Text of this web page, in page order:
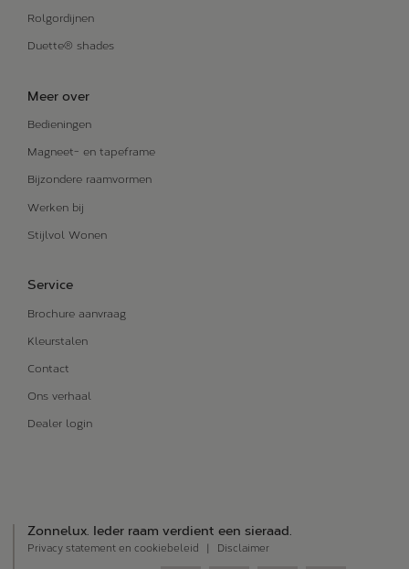
Rolgordijnen
Duette® shades
Meer over
Bedieningen
Magneet- en tapeframe
Bijzondere raamvormen
Werken bij
Stijlvol Wonen
Service
Brochure aanvraag
Kleurstalen
Contact
Ons verhaal
Dealer login
Zonnelux. Ieder raam verdient een sieraad.
Privacy statement en cookiebeleid Disclaimer